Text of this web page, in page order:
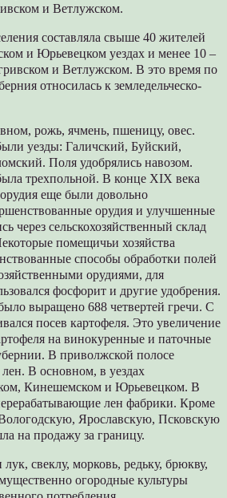
и Ветлужском.
составляла свыше 40 жителей
и Юрьевецком уездах и менее 10 –
и Ветлужском. В это время по
относилась к земледельческо-
рожь, ячмень, пшеницу, овес.
уезды: Галичский, Буйский,
Поля удобрялись навозом.
трехпольной. В конце XIX века
еще были довольно
орудия и улучшенные
через сельскохозяйственный склад
помещичьи хозяйства
способы обработки полей
орудиями, для
фосфорит и другие удобрения.
выращено 688 четвертей гречи. С
посев картофеля. Это увеличение
на винокуренные и паточные
В приволжской полосе
В основном, в уездах
Кинешемском и Юрьевецком. В
лен фабрики. Кроме
Ярославскую, Псковскую
на продажу за границу.
свеклу, морковь, редьку, брюкву,
огородные культуры